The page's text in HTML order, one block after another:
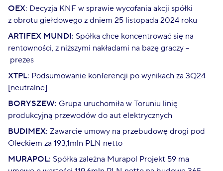
OEX: Decyzja KNF w sprawie wycofania akcji spółki
z obrotu giełdowego z dniem 25 listopada 2024 roku
ARTIFEX MUNDI: Spółka chce koncentrować się na
rentowności, z niższymi nakładami na bazę graczy –
prezes
XTPL: Podsumowanie konferencji po wynikach za 3Q24
[neutralne]
BORYSZEW: Grupa uruchomiła w Toruniu linię
produkcyjną przewodów do aut elektrycznych
BUDIMEX: Zawarcie umowy na przebudowę drogi pod
Oleckiem za 193,1mln PLN netto
MURAPOL: Spółka zależna Murapol Projekt 59 ma